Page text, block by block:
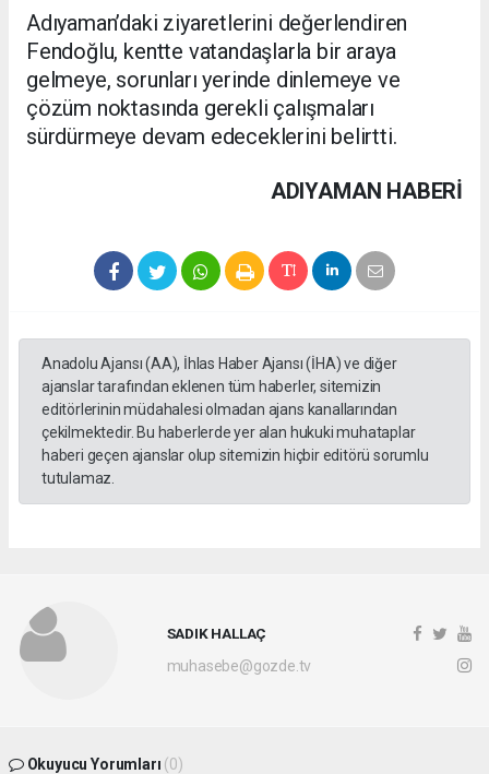
Adıyaman’daki ziyaretlerini değerlendiren
Fendoğlu, kentte vatandaşlarla bir araya
gelmeye, sorunları yerinde dinlemeye ve
çözüm noktasında gerekli çalışmaları
sürdürmeye devam edeceklerini belirtti.
ADIYAMAN HABERİ
Anadolu Ajansı (AA), İhlas Haber Ajansı (İHA) ve diğer
ajanslar tarafından eklenen tüm haberler, sitemizin
editörlerinin müdahalesi olmadan ajans kanallarından
çekilmektedir. Bu haberlerde yer alan hukuki muhataplar
haberi geçen ajanslar olup sitemizin hiçbir editörü sorumlu
tutulamaz.
SADIK HALLAÇ
muhasebe@gozde.tv
Okuyucu Yorumları (0)